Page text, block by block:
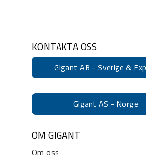
KONTAKTA OSS
Gigant AB - Sverige &
Gigant AS - Norge
OM GIGANT
Om oss